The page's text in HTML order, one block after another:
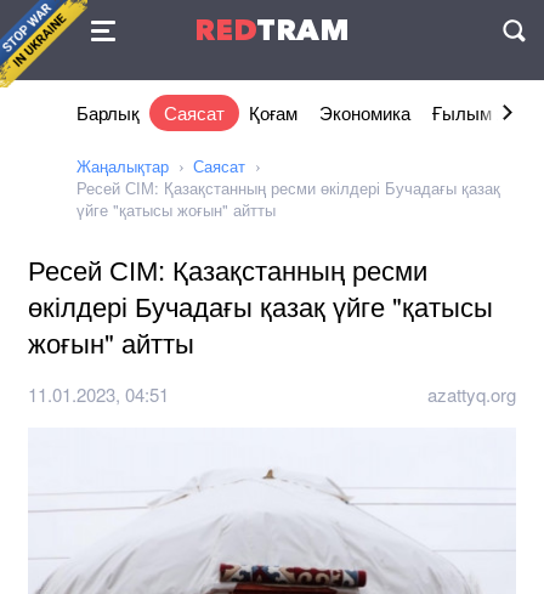
REDTRAM
Келісімі
Барлық Саясат Қоғам Экономика Ғылым және
Жаңалықтар
Саясат
Ресей СІМ: Қазақстанның ресми өкілдері Бучадағы қазақ
үйге "қатысы жоғын" айтты
Ресей СІМ: Қазақстанның ресми
өкілдері Бучадағы қазақ үйге "қатысы
жоғын" айтты
11.01.2023, 04:51 azattyq.org